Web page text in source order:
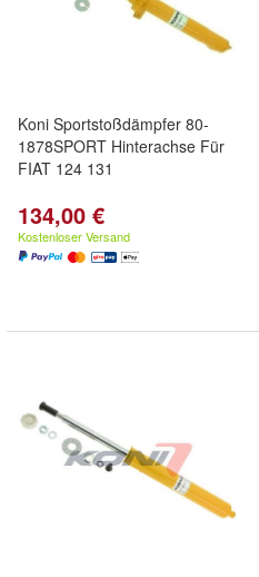
Koni Sportstoßdämpfer 80-
1878SPORT Hinterachse Für
FIAT 124 131
134,00 €
Kostenloser Versand